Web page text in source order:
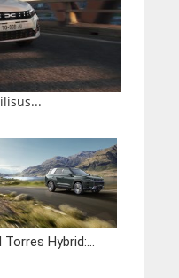
Torres Hybrid:...